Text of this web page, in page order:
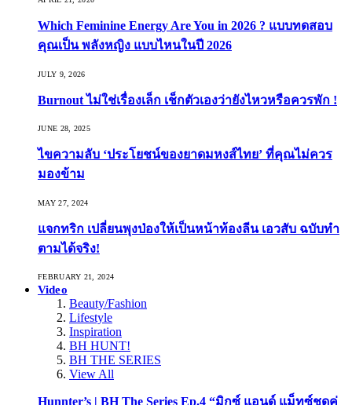
Which Feminine Energy Are You in 2026 ? แบบทดสอบ
คุณเป็น พลังหญิง แบบไหนในปี 2026
JULY 9, 2026
Burnout ไม่ใช่เรื่องเล็ก เช็กตัวเองว่ายังไหวหรือควรพัก !
JUNE 28, 2025
ไขความลับ ‘ประโยชน์ของยาดมหงส์ไทย’ ที่คุณไม่ควร
มองข้าม
MAY 27, 2024
แจกทริก เปลี่ยนพุงป่องให้เป็นหน้าท้องลีน เอวสับ ฉบับทำ
ตามได้จริง!
FEBRUARY 21, 2024
Video
Beauty/Fashion
Lifestyle
Inspiration
BH HUNT!
BH THE SERIES
View All
Hunnter’s | BH The Series Ep.4 “มิกซ์ แอนด์ แม็ทซ์ชุดคู่